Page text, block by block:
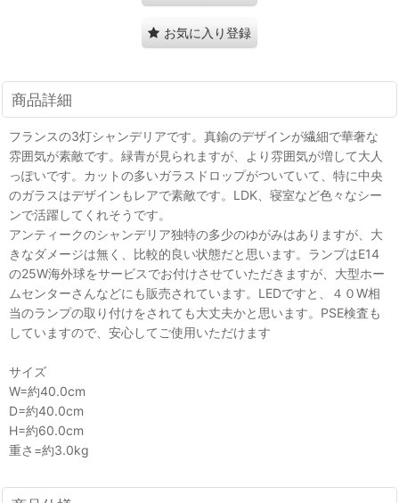
お気に入り登録
商品詳細
フランスの3灯シャンデリアです。真鍮のデザインが繊細で華奢な
雰囲気が素敵です。緑青が見られますが、より雰囲気が増して大人
っぽいです。カットの多いガラスドロップがついていて、特に中央
のガラスはデザインもレアで素敵です。LDK、寝室など色々なシー
ンで活躍してくれそうです。
アンティークのシャンデリア独特の多少のゆがみはありますが、大
きなダメージは無く、比較的良い状態だと思います。ランプはE14
の25W海外球をサービスでお付けさせていただきますが、大型ホー
ムセンターさんなどにも販売されています。LEDですと、４０W相
当のランプの取り付けをされても大丈夫かと思います。PSE検査も
していますので、安心してご使用いただけます
サイズ
W=約40.0cm
D=約40.0cm
H=約60.0cm
重さ=約3.0kg